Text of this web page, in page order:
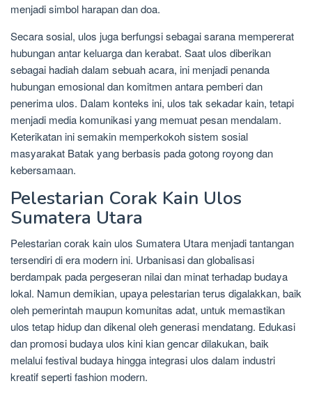
menjadi simbol harapan dan doa.
Secara sosial, ulos juga berfungsi sebagai sarana mempererat
hubungan antar keluarga dan kerabat. Saat ulos diberikan
sebagai hadiah dalam sebuah acara, ini menjadi penanda
hubungan emosional dan komitmen antara pemberi dan
penerima ulos. Dalam konteks ini, ulos tak sekadar kain, tetapi
menjadi media komunikasi yang memuat pesan mendalam.
Keterikatan ini semakin memperkokoh sistem sosial
masyarakat Batak yang berbasis pada gotong royong dan
kebersamaan.
Pelestarian Corak Kain Ulos
Sumatera Utara
Pelestarian corak kain ulos Sumatera Utara menjadi tantangan
tersendiri di era modern ini. Urbanisasi dan globalisasi
berdampak pada pergeseran nilai dan minat terhadap budaya
lokal. Namun demikian, upaya pelestarian terus digalakkan, baik
oleh pemerintah maupun komunitas adat, untuk memastikan
ulos tetap hidup dan dikenal oleh generasi mendatang. Edukasi
dan promosi budaya ulos kini kian gencar dilakukan, baik
melalui festival budaya hingga integrasi ulos dalam industri
kreatif seperti fashion modern.